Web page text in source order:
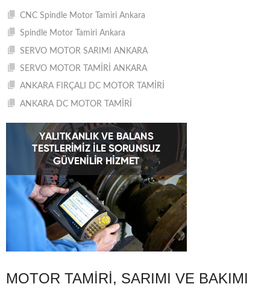
CNC Spindle Motor Tamiri Ankara
Spindle Motor Tamiri Ankara
SERVO MOTOR SARIMI ANKARA
SERVO MOTOR TAMİRİ ANKARA
ANKARA FIRÇALI DC MOTOR TAMİRİ
ANKARA DC MOTOR TAMİRİ
MOTOR TAMIRI, SARIMI VE BAKIMI